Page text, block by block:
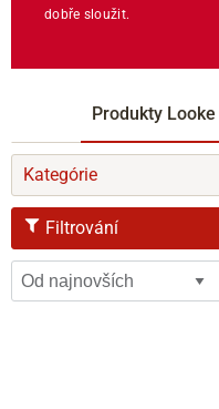
dobře sloužit.
Produkty Looke
Kategórie
Filtrování
VARIANTY